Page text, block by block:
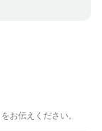
お伝えください。